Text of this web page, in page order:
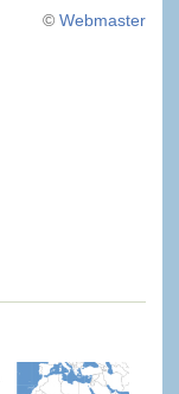
© Webmaster